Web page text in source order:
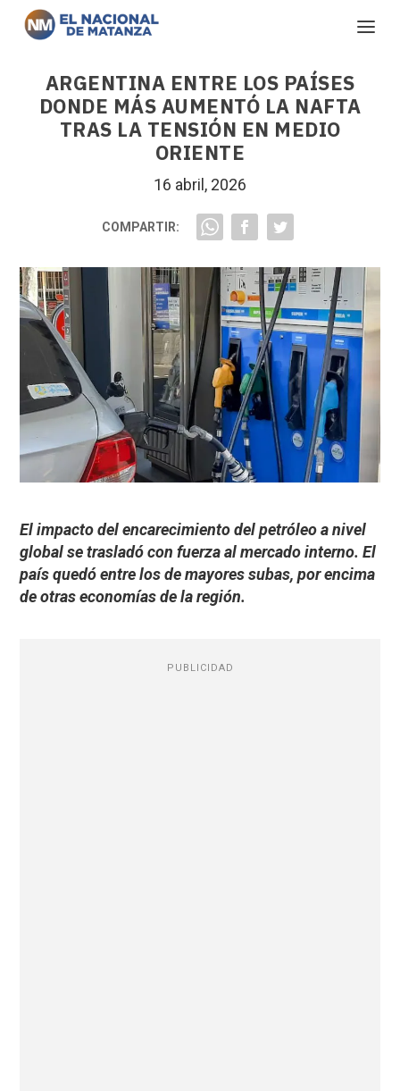
ARGENTINA ENTRE LOS PAÍSES
DONDE MÁS AUMENTÓ LA NAFTA
TRAS LA TENSIÓN EN MEDIO
ORIENTE
16 abril, 2026
COMPARTIR:
El impacto del encarecimiento del petróleo a nivel
global se trasladó con fuerza al mercado interno. El
país quedó entre los de mayores subas, por encima
de otras economías de la región.
PUBLICIDAD